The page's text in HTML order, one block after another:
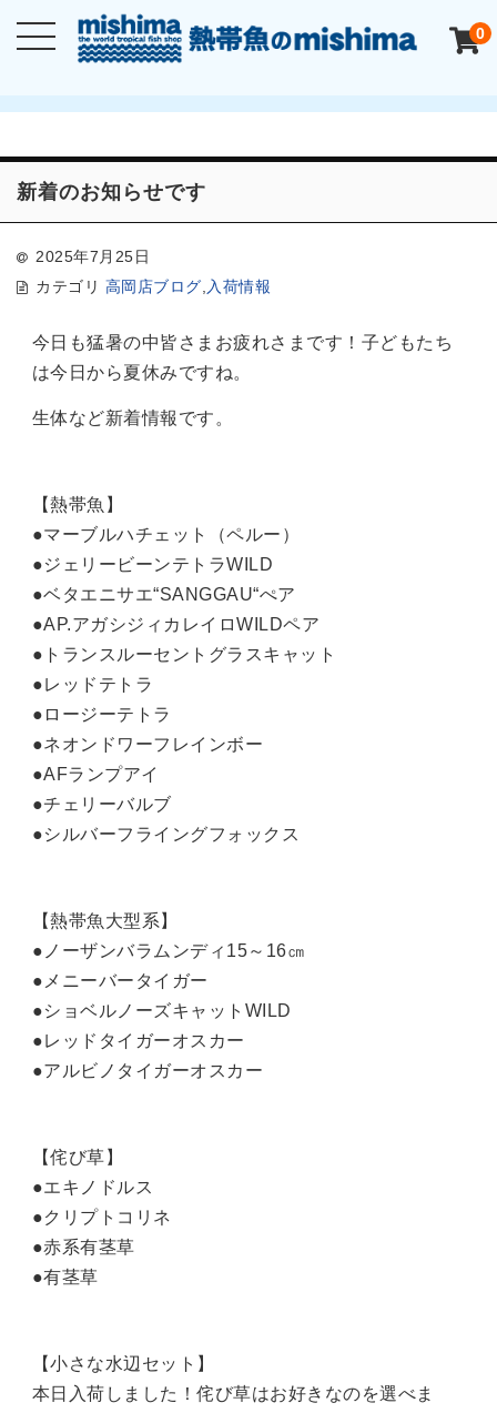
0
新着のお知らせです
2025年7月25日
カテゴリ 高岡店ブログ 入荷情報
今日も猛暑の中皆さまお疲れさまです！子どもたち
は今日から夏休みですね。
生体など新着情報です。
【熱帯魚】
●マーブルハチェット（ペルー）
●ジェリービーンテトラWILD
●ベタエニサエ“SANGGAU“ぺア
●AP.アガシジィカレイロWILDペア
●トランスルーセントグラスキャット
●レッドテトラ
●ロージーテトラ
●ネオンドワーフレインボー
●AFランプアイ
●チェリーバルブ
●シルバーフライングフォックス
【熱帯魚大型系】
●ノーザンバラムンディ15～16㎝
●メニーバータイガー
●ショベルノーズキャットWILD
●レッドタイガーオスカー
●アルビノタイガーオスカー
【侘び草】
●エキノドルス
●クリプトコリネ
●赤系有茎草
●有茎草
【小さな水辺セット】
本日入荷しました！侘び草はお好きなのを選べま